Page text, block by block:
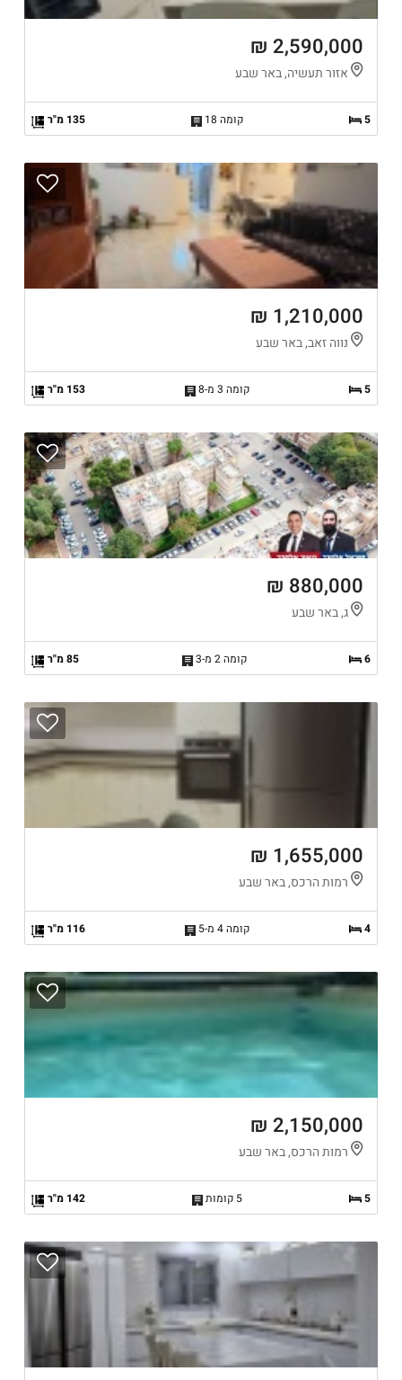
2,590,000 ₪
אזור תעשיה, באר שבע
5 קומה 18 135 מ"ר
1,210,000 ₪
נווה זאב, באר שבע
5 קומה 3 מ-8 153 מ"ר
880,000 ₪
ג, באר שבע
6 קומה 2 מ-3 85 מ"ר
1,655,000 ₪
רמות הרכס, באר שבע
4 קומה 4 מ-5 116 מ"ר
2,150,000 ₪
רמות הרכס, באר שבע
5 5 קומות 142 מ"ר